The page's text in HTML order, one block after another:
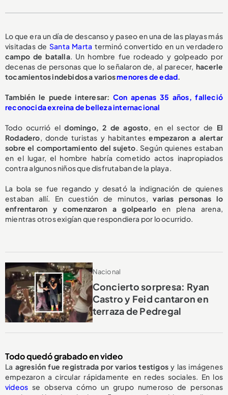
Lo que era un día de descanso y paseo en una de las playas más
visitadas de Santa Marta terminó convertido en un verdadero
campo de batalla. Un hombre fue rodeado y golpeado por
decenas de personas que lo señalaron de, al parecer, hacerle
tocamientos indebidos a variosmenores de edad.
También le puede interesar: Con apenas 35 años, falleció
reconocida exreina de belleza internacional
Todo ocurrió eldomingo, 2 de agosto, en el sector de El
Rodadero, donde turistas y habitantesempezaron a alertar
sobre el comportamiento del sujeto. Según quienes estaban
en el lugar, el hombre habría cometido actos inapropiados
contra algunos niños que disfrutaban de la playa.
La bola se fue regando y desató la indignación de quienes
estaban allí. En cuestión de minutos,varias personas lo
enfrentaron y comenzaron a golpearlo en plena arena,
mientras otros exigían que respondiera por lo ocurrido.
Nacional
Concierto sorpresa: Ryan
Castro y Feid cantaron en
terraza de Pedregal
Todo quedó grabado en video
La agresión fue registrada por varios testigos y las imágenes
empezaron a circular rápidamente en redes sociales. En los
videos se observa cómo un grupo numeroso de personas